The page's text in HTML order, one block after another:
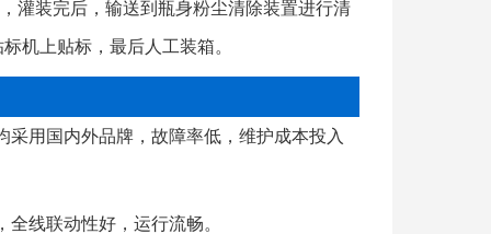
灌装完后，输送到瓶身粉尘清除装置进行清
机上贴标，最后人工装箱。
用国内外品牌，故障率低，维护成本投入
线联动性好，运行流畅。